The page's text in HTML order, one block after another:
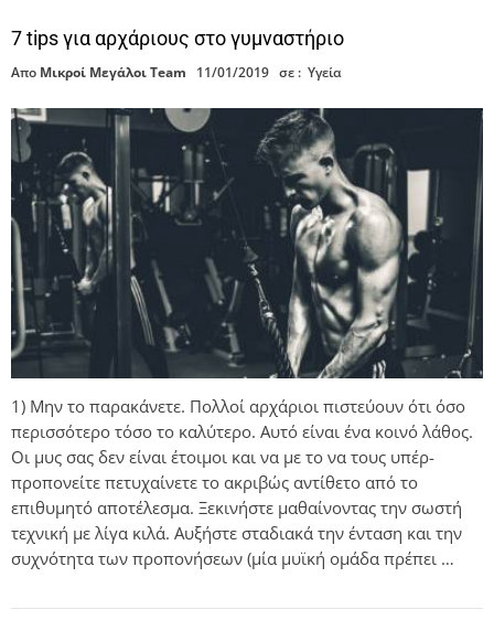
7 tips για αρχάριους στο γυμναστήριο
Απο Μικροί Μεγάλοι Team 11/01/2019 σε : Υγεία
1) Μην το παρακάνετε. Πολλοί αρχάριοι πιστεύουν ότι όσο
περισσότερο τόσο το καλύτερο. Αυτό είναι ένα κοινό λάθος.
Οι μυς σας δεν είναι έτοιμοι και να με το να τους υπέρ-
προπονείτε πετυχαίνετε το ακριβώς αντίθετο από το
επιθυμητό αποτέλεσμα. Ξεκινήστε μαθαίνοντας την σωστή
τεχνική με λίγα κιλά. Αυξήστε σταδιακά την ένταση και την
συχνότητα των προπονήσεων (μία μυϊκή ομάδα πρέπει …